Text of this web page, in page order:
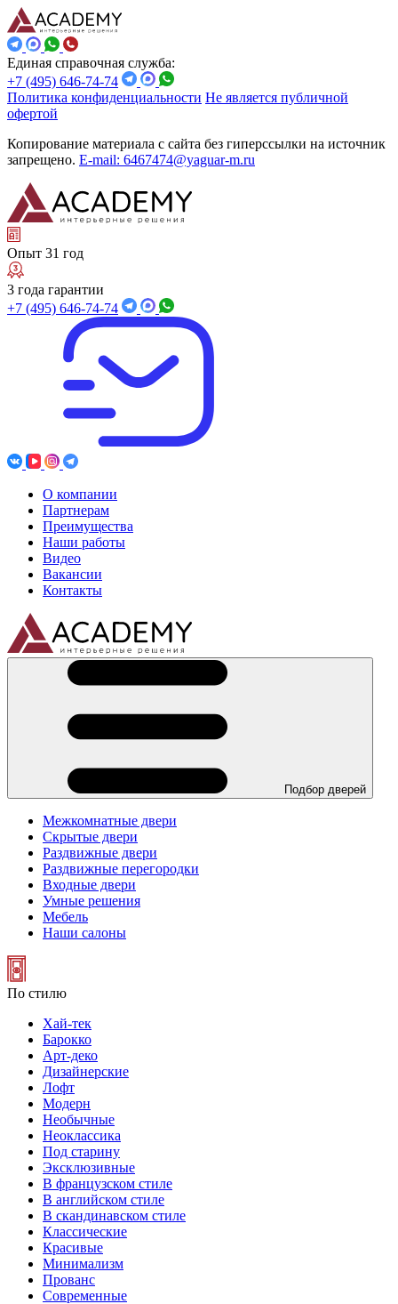
Единая справочная служба:
+7 (495) 646-74-74
Политика конфиденциальности Не является публичной
офертой
Копирование материала с сайта без гиперссылки на источник
запрещено. E-mail: 6467474@yaguar-m.ru
Опыт 31 год
3 года гарантии
+7 (495) 646-74-74
О компании
Партнерам
Преимущества
Наши работы
Видео
Вакансии
Контакты
Подбор дверей
Межкомнатные двери
Скрытые двери
Раздвижные двери
Раздвижные перегородки
Входные двери
Умные решения
Мебель
Наши салоны
По стилю
Хай-тек
Барокко
Арт-деко
Дизайнерские
Лофт
Модерн
Необычные
Неоклассика
Под старину
Эксклюзивные
В французском стиле
В английском стиле
В скандинавском стиле
Классические
Красивые
Минимализм
Прованс
Современные